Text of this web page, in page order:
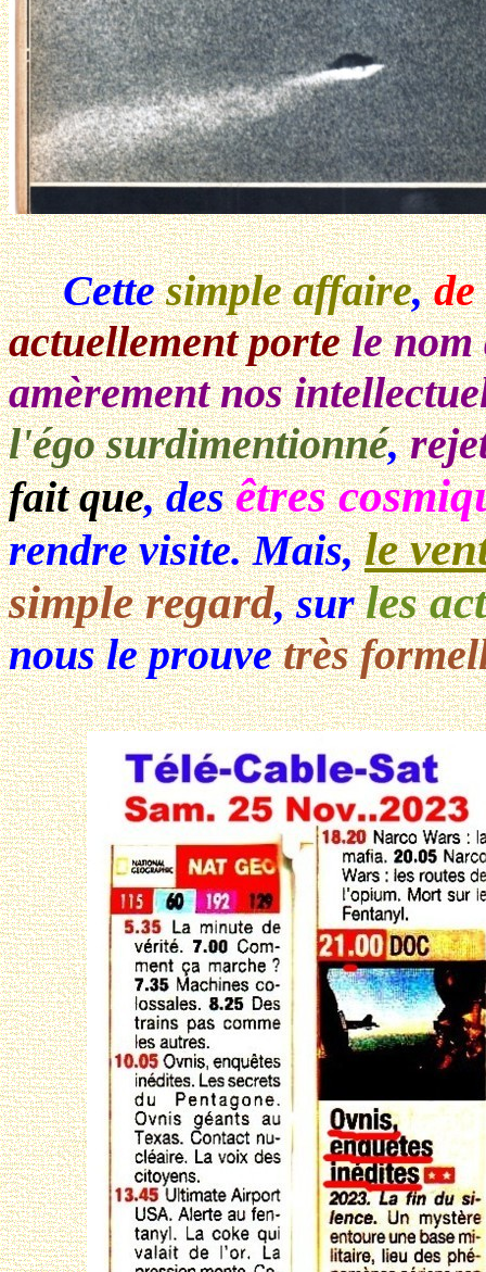
Cettesimple affaire,
actuellement portele
amèrement nos
l'égo surdimentionné,
fait que, desêtres
rendre visite. Mais,le
simple regard, surles
nous le prouvetrès